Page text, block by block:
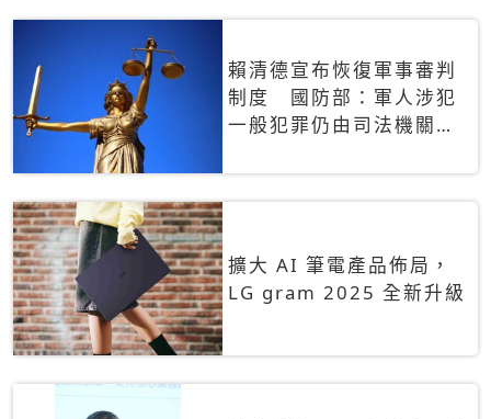
賴清德宣布恢復軍事審判
制度 國防部：軍人涉犯
一般犯罪仍由司法機關辦
擴大 AI 筆電產品佈局，
LG gram 2025 全新升級